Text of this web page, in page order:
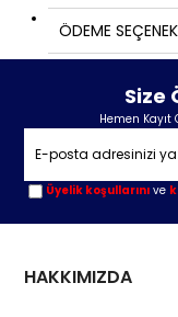
ÖDEME
Size
Hemen Kayıt
Üyelik koşullarını ve
HAKKIMIZDA